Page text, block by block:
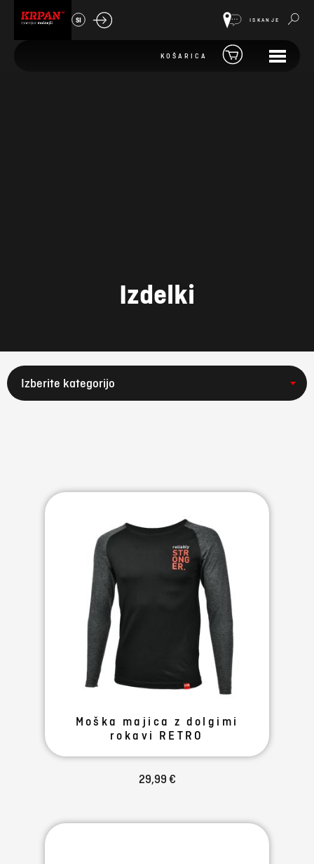
SI ISKANJE
KOŠARICA
Izdelki
Izberite kategorijo
Moška majica z dolgimi
rokavi RETRO
29,99 €